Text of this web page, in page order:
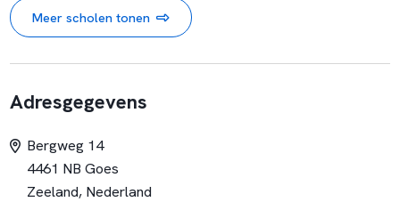
Meer scholen tonen
Adresgegevens
Bergweg 14
4461 NB Goes
Zeeland, Nederland